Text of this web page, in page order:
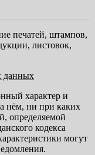
печатей, штампов,
листовок,
данных
характер и
нём, ни при каких
определяемой
кодекса
могут